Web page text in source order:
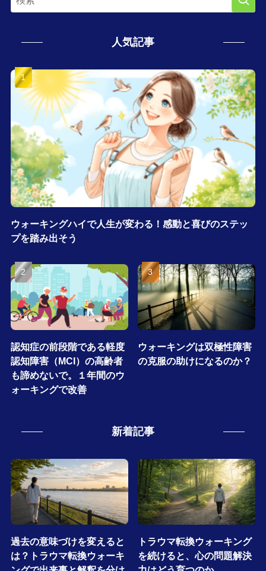
人気記事
ウォーキングハイで人生が変わる！感動と喜びのステッ
プを踏み出そう
認知症の前段階である軽度
認知障害（MCI）の高齢者
も諦めないで。１年間のウ
ォーキングで改善
ウォーキングは双極性障害
の克服の助けになるのか？
新着記事
過去の意味づけを変えると
は？トラウマ転換ウォーキ
トラウマ転換ウォーキング
を続けると、心の問題解決